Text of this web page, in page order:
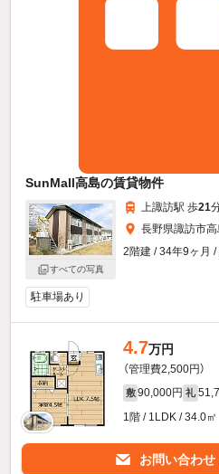
SunMall高島の賃貸物件
すべての写真
上諏訪駅 歩21
長野県諏訪市高
2階建 / 34年9ヶ月 /
駐車場あり
4.7万円
（管理費2,500円）
敷 90,000円 礼
1階 / 1LDK / 34.0㎡
お問い合わせ